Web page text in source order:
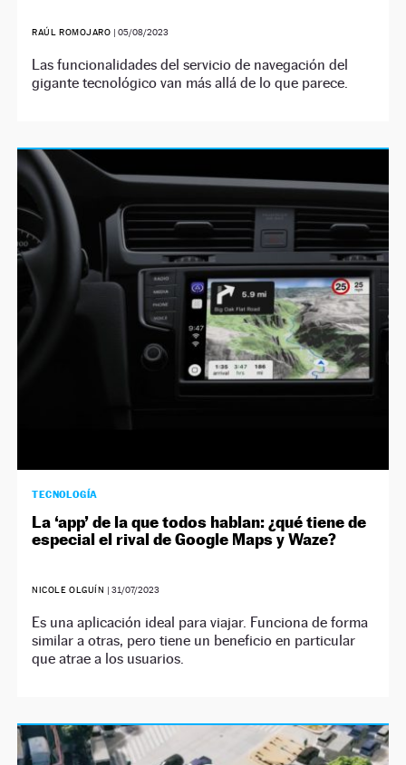
RAÚL ROMOJARO |05/08/2023
Las funcionalidades del servicio de navegación del
gigante tecnológico van más allá de lo que parece.
TECNOLOGÍA
La ‘app’ de la que todos hablan: ¿qué tiene de
especial el rival de Google Maps y Waze?
NICOLE OLGUÍN |31/07/2023
Es una aplicación ideal para viajar. Funciona de forma
similar a otras, pero tiene un beneficio en particular
que atrae a los usuarios.